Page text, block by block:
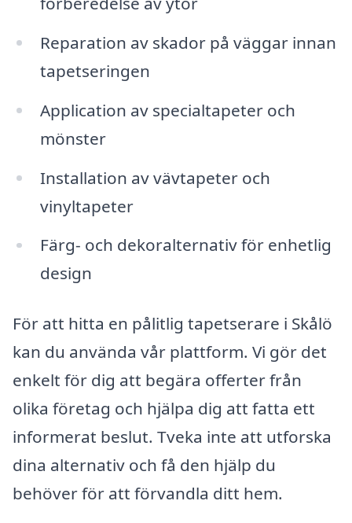
Reparation av skador på väggar innan
tapetseringen
Application av specialtapeter och
mönster
Installation av vävtapeter och
vinyltapeter
Färg- och dekoralternativ för enhetlig
design
För att hitta en pålitlig tapetserare i Skålö
kan du använda vår plattform. Vi gör det
enkelt för dig att begära offerter från
olika företag och hjälpa dig att fatta ett
informerat beslut. Tveka inte att utforska
dina alternativ och få den hjälp du
behöver för att förvandla ditt hem.